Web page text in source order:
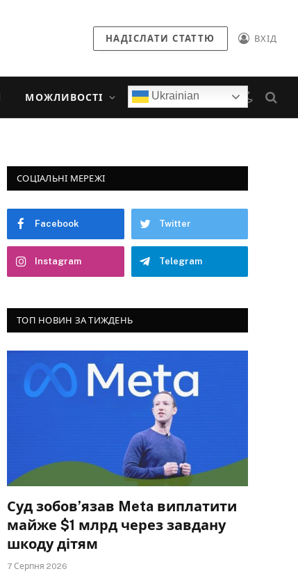
НАДІСЛАТИ СТАТТЮ ВХІД
МОЖЛИВОСТІ Ukrainian
СОЦІАЛЬНІ МЕРЕЖІ
Facebook Twitter
Instagram Telegram
ТОП НОВИН ЗА ТИЖДЕНЬ
Суд зобов’язав Meta виплатити
майже $1 млрд через завдану
шкоду дітям
7 Серпня 2026